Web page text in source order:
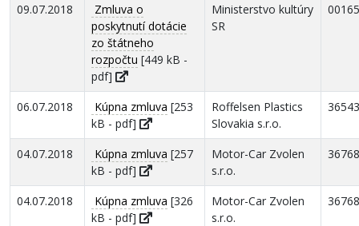
09.07.2018
Zmluva o
poskytnutí dotácie
zo štátneho
rozpočtu [449 kB -
pdf]
Ministerstvo kultúry
SR
06.07.2018 Kúpna zmluva [253
kB - pdf]
Roffelsen Plastics
Slovakia s.r.o.
04.07.2018 Kúpna zmluva [257
kB - pdf]
Motor-Car Zvolen
s.r.o.
04.07.2018 Kúpna zmluva [326
kB - pdf]
Motor-Car Zvolen
s.r.o.